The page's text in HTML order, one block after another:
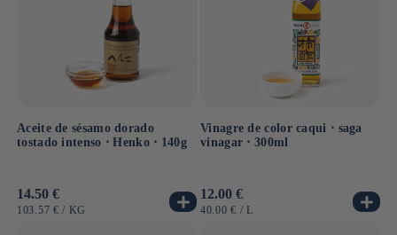
Aceite de sésamo dorado
tostado intenso ⋅ Henko ⋅ 140g
Precio
habitual
14.50 €
PRECIO
103.57 € / POR
KG
Vinagre de color caqui ⋅ saga
vinagar ⋅ 300ml
Precio
habitual
12.00 €
PRECIO
40.00 € / POR
L